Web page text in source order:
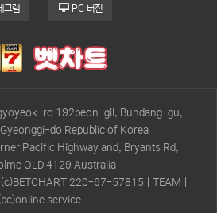
그램 PC 버전
ro 192beon-gil, Bundang-gu,
do Republic of Korea
Pacific Highway and, Bryants Rd,
QLD 4129 Australia
220-67-57815 | TEAM |
service